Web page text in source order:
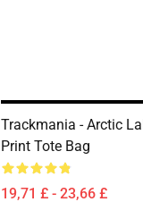
Trackmania - Arctic
Print Tote Bag
19,71 £ - 23,66 £